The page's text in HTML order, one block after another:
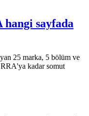
sayfada
25 marka, 5 bölüm ve
RRA'ya kadar somut